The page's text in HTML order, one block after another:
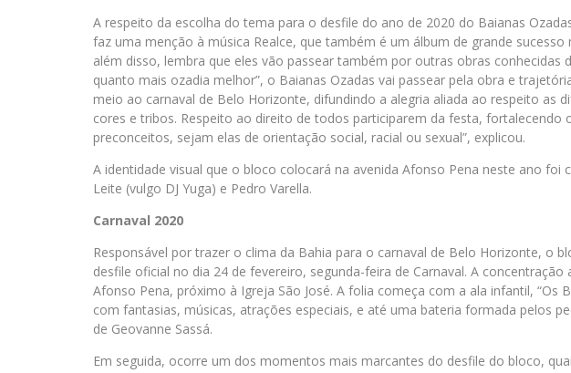
A respeito da escolha do tema para o desfile do ano de 2020 do Baianas
faz uma menção à música Realce, que também é um álbum de grande sucesso
além disso, lembra que eles vão passear também por outras obras conhecidas
quanto mais ozadia melhor”, o Baianas Ozadas vai passear pela obra e
meio ao carnaval de Belo Horizonte, difundindo a alegria aliada ao respeito as
cores e tribos. Respeito ao direito de todos participarem da festa, fortalecendo
preconceitos, sejam elas de orientação social, racial ou sexual”, explicou.
A identidade visual que o bloco colocará na avenida Afonso Pena neste ano foi
Leite (vulgo DJ Yuga) e Pedro Varella.
Carnaval 2020
Responsável por trazer o clima da Bahia para o carnaval de Belo Horizonte, o
desfile oficial no dia 24 de fevereiro, segunda-feira de Carnaval. A concentração
Afonso Pena, próximo à Igreja São José. A folia começa com a ala infantil, “Os
com fantasias, músicas, atrações especiais, e até uma bateria formada pelos
de Geovanne Sassá.
Em seguida, ocorre um dos momentos mais marcantes do desfile do bloco,